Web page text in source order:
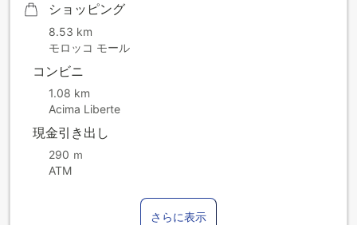
ショッピング
8.53 km
モロッコ モール
コンビニ
1.08 km
Acima Liberte
現金引き出し
290 ｍ
ATM
さらに表示